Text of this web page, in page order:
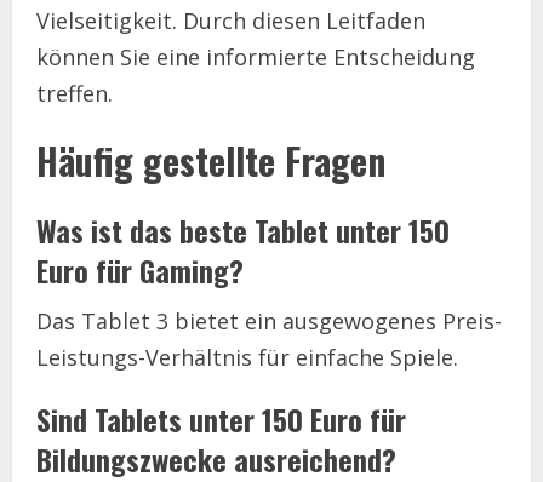
Vielseitigkeit. Durch diesen Leitfaden
können Sie eine informierte Entscheidung
treffen.
Häufig gestellte Fragen
Was ist das beste Tablet unter 150
Euro für Gaming?
Das Tablet 3 bietet ein ausgewogenes Preis-
Leistungs-Verhältnis für einfache Spiele.
Sind Tablets unter 150 Euro für
Bildungszwecke ausreichend?